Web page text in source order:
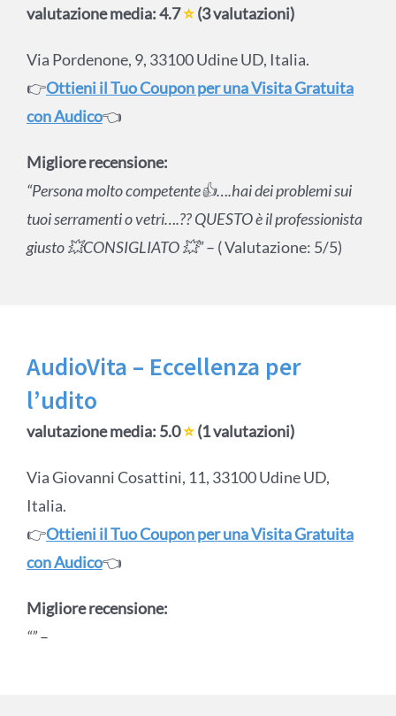
valutazione media: 4.7⭐(3 valutazioni)
Via Pordenone, 9, 33100 Udine UD, Italia.
👉Ottieni il Tuo Coupon per una Visita Gratuita
con Audico👈
Migliore recensione:
“Persona molto competente👍….hai dei problemi sui
tuoi serramenti o vetri….?? QUESTO è il professionista
giusto 💥CONSIGLIATO 💥”– ( Valutazione: 5/5)
AudioVita – Eccellenza per
l’udito
valutazione media: 5.0⭐(1 valutazioni)
Via Giovanni Cosattini, 11, 33100 Udine UD,
Italia.
👉Ottieni il Tuo Coupon per una Visita Gratuita
con Audico👈
Migliore recensione:
“”–